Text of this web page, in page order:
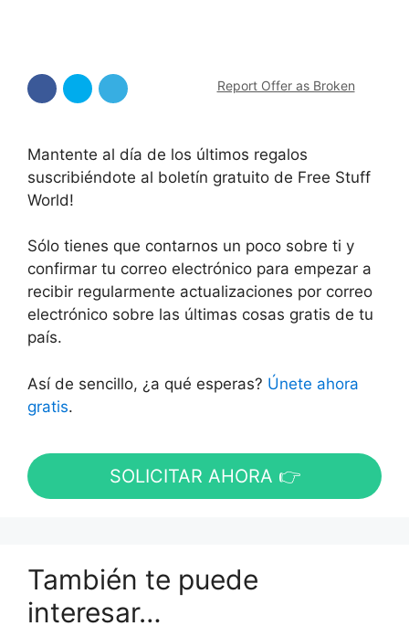
Report Offer as Broken
Mantente al día de los últimos regalos
suscribiéndote al boletín gratuito de Free Stuff
World!
Sólo tienes que contarnos un poco sobre ti y
confirmar tu correo electrónico para empezar a
recibir regularmente actualizaciones por correo
electrónico sobre las últimas cosas gratis de tu
país.
Así de sencillo, ¿a qué esperas? Únete ahora
gratis.
SOLICITAR AHORA 👉
También te puede
interesar…